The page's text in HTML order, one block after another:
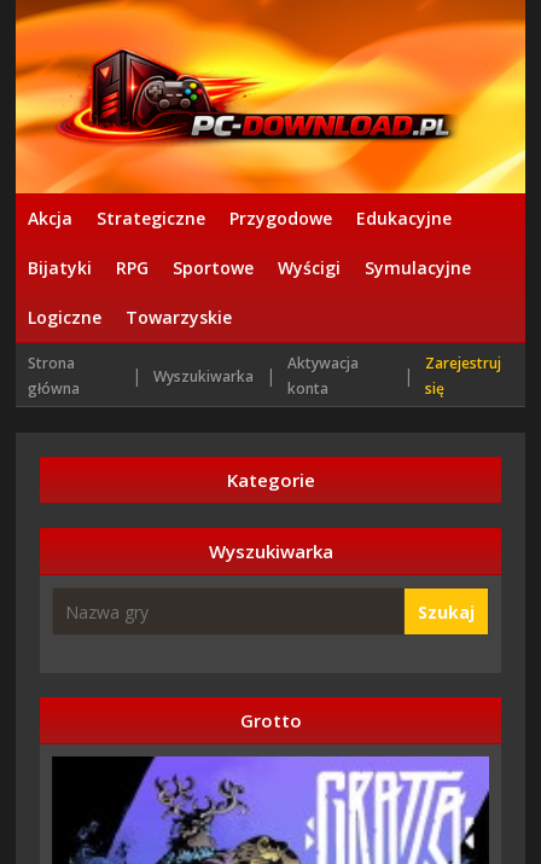
Akcja Strategiczne Przygodowe Edukacyjne
Bijatyki RPG Sportowe Wyścigi Symulacyjne
Logiczne Towarzyskie
Strona
główna
| Wyszukiwarka |
Aktywacja
konta
|
Zarejestruj
się
Kategorie
Wyszukiwarka
Szukaj
Grotto